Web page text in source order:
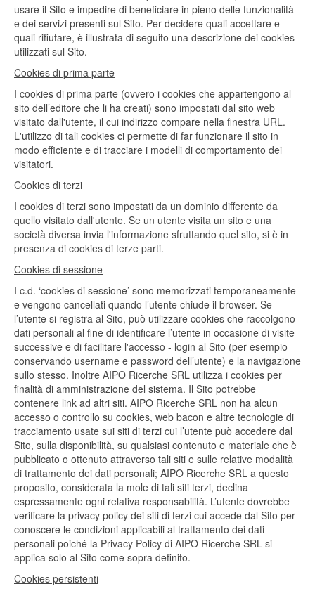
usare il Sito e impedire di beneficiare in pieno delle funzionalità
e dei servizi presenti sul Sito. Per decidere quali accettare e
quali rifiutare, è illustrata di seguito una descrizione dei cookies
utilizzati sul Sito.
Cookies di prima parte
I cookies di prima parte (ovvero i cookies che appartengono al
sito dell’editore che li ha creati) sono impostati dal sito web
visitato dall'utente, il cui indirizzo compare nella finestra URL.
L'utilizzo di tali cookies ci permette di far funzionare il sito in
modo efficiente e di tracciare i modelli di comportamento dei
visitatori.
Cookies di terzi
I cookies di terzi sono impostati da un dominio differente da
quello visitato dall'utente. Se un utente visita un sito e una
società diversa invia l'informazione sfruttando quel sito, si è in
presenza di cookies di terze parti.
Cookies di sessione
I c.d. ‘cookies di sessione’ sono memorizzati temporaneamente
e vengono cancellati quando l’utente chiude il browser. Se
l’utente si registra al Sito, può utilizzare cookies che raccolgono
dati personali al fine di identificare l’utente in occasione di visite
successive e di facilitare l'accesso - login al Sito (per esempio
conservando username e password dell’utente) e la navigazione
sullo stesso. Inoltre AIPO Ricerche SRL utilizza i cookies per
finalità di amministrazione del sistema. Il Sito potrebbe
contenere link ad altri siti. AIPO Ricerche SRL non ha alcun
accesso o controllo su cookies, web bacon e altre tecnologie di
tracciamento usate sui siti di terzi cui l’utente può accedere dal
Sito, sulla disponibilità, su qualsiasi contenuto e materiale che è
pubblicato o ottenuto attraverso tali siti e sulle relative modalità
di trattamento dei dati personali; AIPO Ricerche SRL a questo
proposito, considerata la mole di tali siti terzi, declina
espressamente ogni relativa responsabilità. L’utente dovrebbe
verificare la privacy policy dei siti di terzi cui accede dal Sito per
conoscere le condizioni applicabili al trattamento dei dati
personali poiché la Privacy Policy di AIPO Ricerche SRL si
applica solo al Sito come sopra definito.
Cookies persistenti